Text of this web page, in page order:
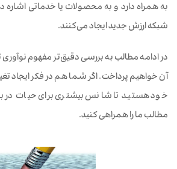
به همراه دارد و به محصولات یا خدماتی اشاره
شبکه ارزش جدید ایجاد می‌کنند.
در ادامه مطالب به بررسی دقیق‌تر مفهوم
آن خواهیم پرداخت. اگر شما هم در فکر ایجاد
خود هستید تا شانس بیشتری برای حیات در
مطالب ما را همراهی کنید.